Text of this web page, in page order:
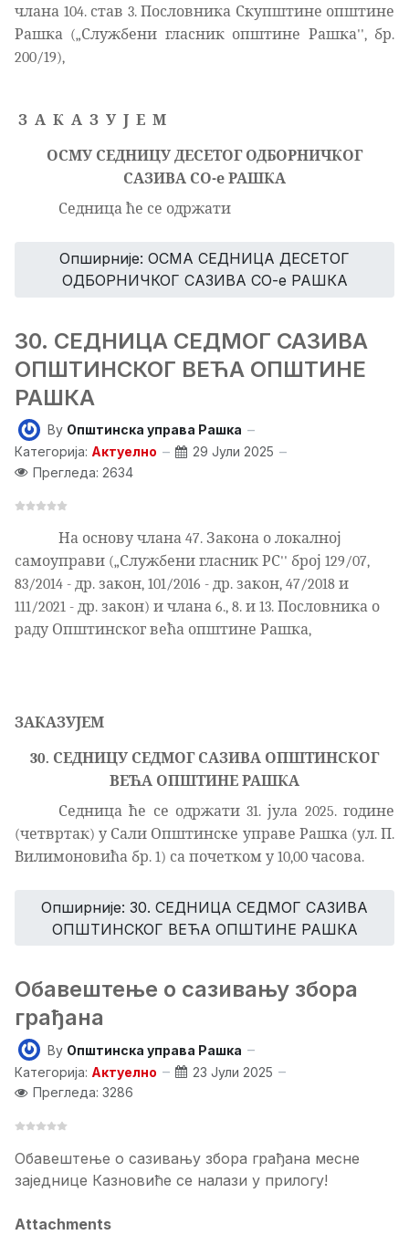
члана 104. став 3. Пословника Скупштине општине
Рашка („Службени гласник општине Рашка'', бр.
200/19),
З А К А З У Ј Е М
ОСМУ СЕДНИЦУ ДЕСЕТОГ ОДБОРНИЧКОГ
САЗИВА СО-е РАШКА
Седница ће се одржати
Опширније: ОСМА СЕДНИЦА ДЕСЕТОГ
ОДБОРНИЧКОГ САЗИВА СО-е РАШКА
30. СЕДНИЦА СЕДМОГ САЗИВА
ОПШТИНСКОГ ВЕЋА ОПШТИНЕ
РАШКА
By Општинска управа Рашка
Категорија: Актуелно
29 Јули 2025
Прегледа: 2634
На основу члана 47. Закона о локалној
самоуправи („Службени гласник РС'' број 129/07,
83/2014 - др. закон, 101/2016 - др. закон, 47/2018 и
111/2021 - др. закон) и члана 6., 8. и 13. Пословника о
раду Општинског већа општине Рашка,
ЗАКАЗУЈЕМ
30. СЕДНИЦУ СЕДМОГ САЗИВА ОПШТИНСКОГ
ВЕЋА ОПШТИНЕ РАШКА
Седница ће се одржати 31. јула 2025. године
(четвртак) у Сали Општинске управе Рашка (ул. П.
Вилимоновића бр. 1) са почетком у 10,00 часова.
Опширније: 30. СЕДНИЦА СЕДМОГ САЗИВА
ОПШТИНСКОГ ВЕЋА ОПШТИНЕ РАШКА
Обавештење о сазивању збора
грађана
By Општинска управа Рашка
Категорија: Актуелно
23 Јули 2025
Прегледа: 3286
Обавештење о сазивању збора грађана месне
заједнице Казновиће се налази у прилогу!
Attachments